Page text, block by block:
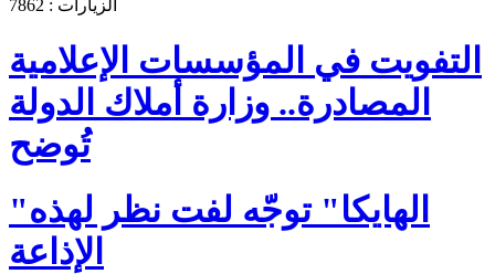
الزيارات : 7862
التفويت في المؤسسات الإعلامية
المصادرة.. وزارة أملاك الدولة
تُوضح
"الهايكا" توجّه لفت نظر لهذه
الإذاعة